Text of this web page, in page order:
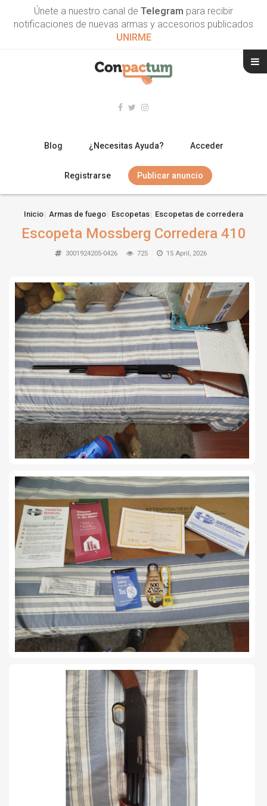
Únete a nuestro canal de Telegram para recibir
notificaciones de nuevas armas y accesorios publicados
UNIRME
Blog ¿Necesitas Ayuda? Acceder
Registrarse Publicar anuncio
ESCOPETAS
ARMAS CORTAS
TIRO Y COMPETICIÓN
AIRE COMPRIMIDO
OTRAS ARMAS
ACCESORIOS
Inicio Armas de fuego Escopetas Escopetas de corredera
Escopeta Mossberg Corredera 410
3001924205-0426 725 15 April, 2026